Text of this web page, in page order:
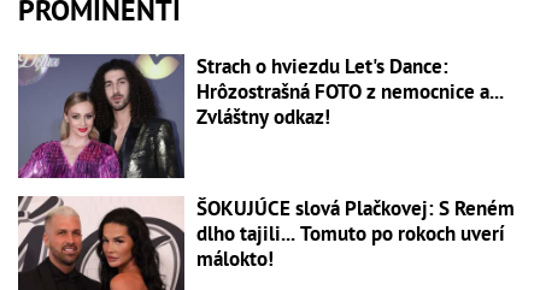
PROMINENTI
Strach o hviezdu Let's Dance:
Hrôzostrašná FOTO z nemocnice a...
Zvláštny odkaz!
ŠOKUJÚCE slová Plačkovej: S Reném
dlho tajili... Tomuto po rokoch uverí
málokto!